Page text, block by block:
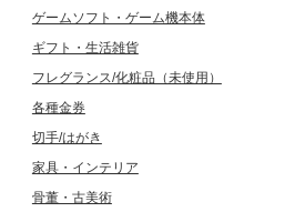
ゲームソフト・ゲーム機本体
ギフト・生活雑貨
フレグランス/化粧品（未使用）
各種金券
切手/はがき
家具・インテリア
骨董・古美術